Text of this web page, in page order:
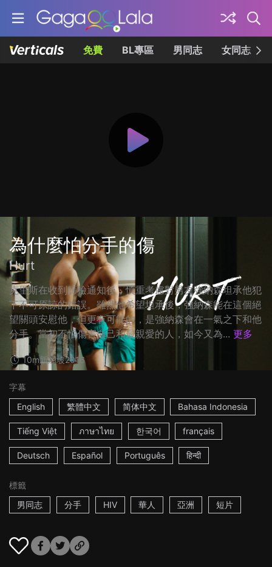
免費 BL專區 男同志 女同志
為什麼怕分手的傷
Hurt
克里斯在收到篩檢通知後，慎重考慮對男友強納森坦承他犯
下不可原諒的錯誤。雖然他希望坦承後，強納森能在這個絕
望關頭安慰他，但更有可能的，是強納森會在一氣之下和他
分手。當初不怕傷害自己和最親愛的人，如今又為... 更多
10m新加坡2016
字幕
English
繁體中文 简体中文 Bahasa Indonesia
Tiếng Việt ภาษาไทย 한국어 français
Deutsch Español Português हिन्दी
標籤
男同志
分手 HIV 華人 亞洲 短片